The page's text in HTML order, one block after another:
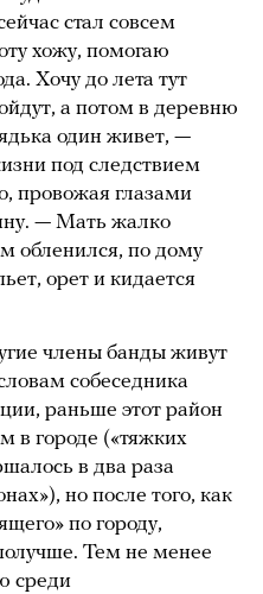
стал совсем
хожу, помогаю
Хочу до лета тут
а потом в деревню
один живет, —
под следствием
провожая глазами
— Мать жалко
обленился, по дому
орет и кидается
члены банды живут
собеседника
раньше этот район
городе («тяжких
в два раза
но после того, как
по городу,
Тем не менее
среди